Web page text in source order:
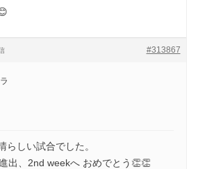
#313867
らしい試合でした。
出、2nd weekへ おめでとう👏👏